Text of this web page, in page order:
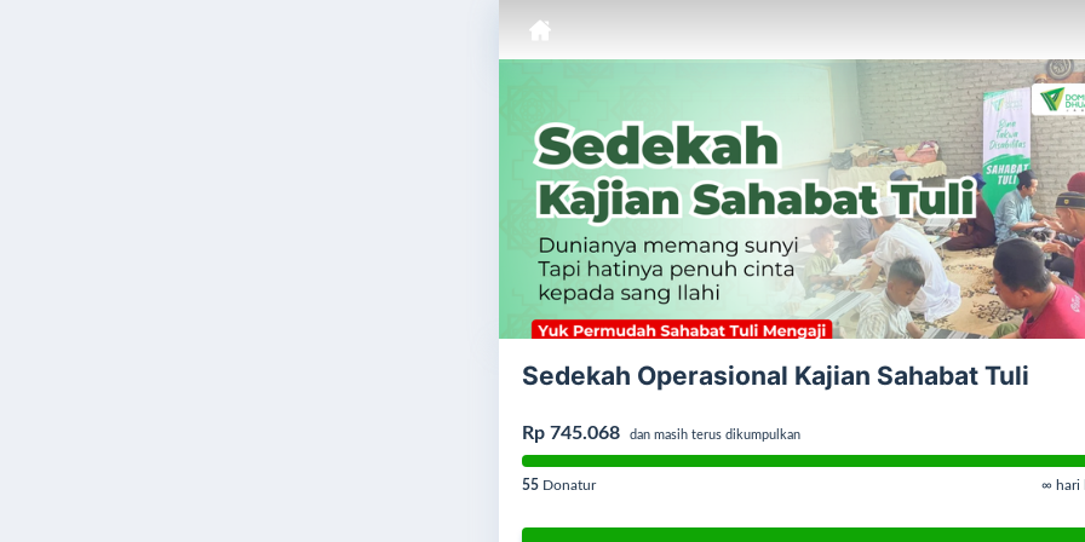
Sedekah Operasional Kajian Sahabat Tuli
Rp 745.068 dan masih terus dikumpulkan
55 Donatur ∞ hari